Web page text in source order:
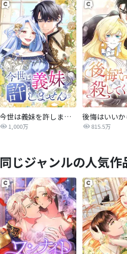
今世は義妹を許しません
1,000万 815.5万
同じジャンルの人気作